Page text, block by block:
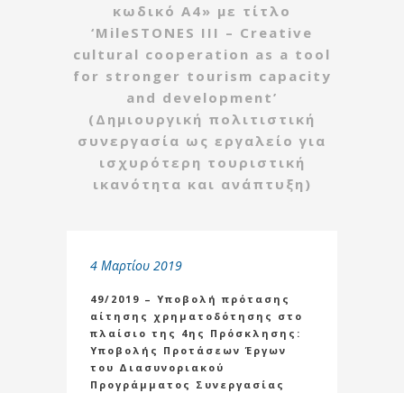
κωδικό Α4» με τίτλο
‘MileSTONES III – Creative
cultural cooperation as a tool
for stronger tourism capacity
and development’
(Δημιουργική πολιτιστική
συνεργασία ως εργαλείο για
ισχυρότερη τουριστική
ικανότητα και ανάπτυξη)
4 Μαρτίου 2019
49/2019 – Υποβολή πρότασης
αίτησης χρηματοδότησης στο
πλαίσιο της 4ης Πρόσκλησης:
Υποβολής Προτάσεων Έργων
του Διασυνοριακού
Προγράμματος Συνεργασίας